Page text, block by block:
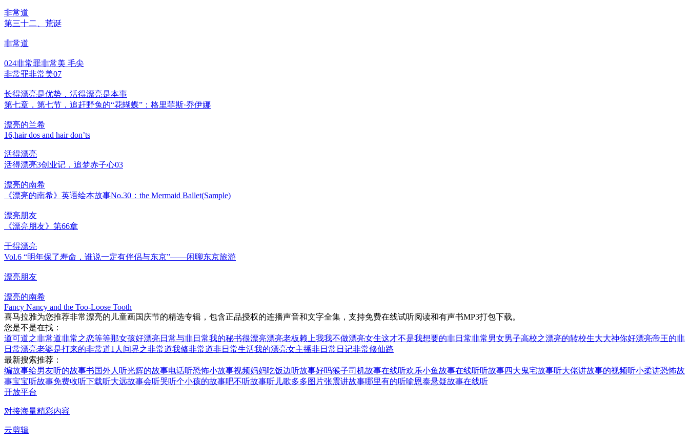
非常道
第三十二、荒诞
非常道
024非常罪非常美 毛尖
非常罪非常美07
长得漂亮是优势，活得漂亮是本事
第七章，第七节，追赶野兔的“花蝴蝶”：格里菲斯·乔伊娜
漂亮的兰希
16,hair dos and hair don’ts
活得漂亮
活得漂亮3创业记，追梦赤子心03
漂亮的南希
《漂亮的南希》英语绘本故事No.30：the Mermaid Ballet(Sample)
漂亮朋友
《漂亮朋友》第66章
干得漂亮
Vol.6 “明年保了寿命，谁说一定有伴侣与东京”——闲聊东京旅游
漂亮朋友
漂亮的南希
Fancy Nancy and the Too-Loose Tooth
喜马拉雅为您推荐非常漂亮的儿童画国庆节的精选专辑，包含正品授权的连播声音和文字全集，支持免费在线试听阅读和有声书MP3打包下载。
您是不是在找：
道可道之非常道非常之恋等等那女孩好漂亮日常与非日常我的秘书很漂亮漂亮老板赖上我我不做漂亮女生这才不是我想要的非日常非常男女男子高校之漂亮的转校生大大神你好漂亮帝王的非
日常漂亮老婆是打来的非常道1 人间界之非常道我修非常道非日常生活我的漂亮女主播非日常日记非常修仙路
最新搜索推荐：
编故事给男友听的故事书国外人听光辉的故事电话听恐怖小故事视频妈妈吃饭边听故事好吗猴子司机故事在线听欢乐小鱼故事在线听听故事四大鬼宅故事听大佬讲故事的视频听小柔讲恐怖故
事宝宝听故事免费收听下载听大远故事会听哭听个小孩的故事吧不听故事听儿歌多多图片张震讲故事哪里有的听喻恩泰悬疑故事在线听
开放平台
对接海量精彩内容
云剪辑